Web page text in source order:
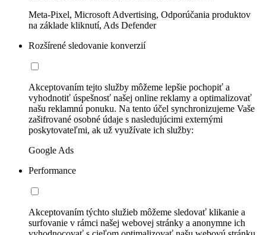
Meta-Pixel, Microsoft Advertising, Odporúčania produktov
na základe kliknutí, Ads Defender
Rozšírené sledovanie konverzií
Akceptovaním tejto služby môžeme lepšie pochopiť a
vyhodnotiť úspešnosť našej online reklamy a optimalizovať
našu reklamnú ponuku. Na tento účel synchronizujeme Vaše
zašifrované osobné údaje s nasledujúcimi externými
poskytovateľmi, ak už využívate ich služby:
Google Ads
Performance
Akceptovaním týchto služieb môžeme sledovať klikanie a
surfovanie v rámci našej webovej stránky a anonymne ich